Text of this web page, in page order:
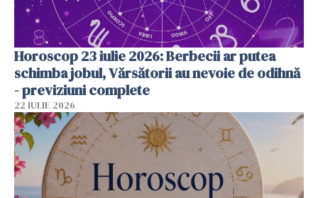
Horoscop 23 iulie 2026: Berbecii ar putea
schimba jobul, Vărsătorii au nevoie de odihnă
- previziuni complete
22 IULIE 2026